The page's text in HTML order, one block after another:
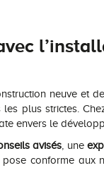
neuve et
plus strictes.
envers le
avisés , une
conforme aux